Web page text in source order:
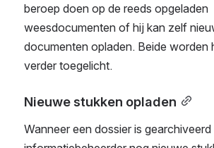
beroep doen op de reeds opgeladen
weesdocumenten of hij kan zelf
documenten opladen. Beide worden
verder toegelicht.
Nieuwe stukken opladen
Wanneer een dossier is gearchiveerd